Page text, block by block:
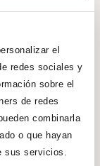
el
redes sociales y
sobre el
de redes
combinarla
o que hayan
sus servicios.
a
aún el
en
bebé